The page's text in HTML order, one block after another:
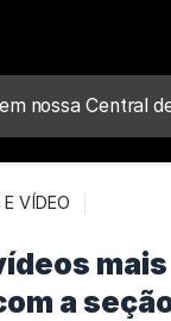
E VÍDEO
mais
a